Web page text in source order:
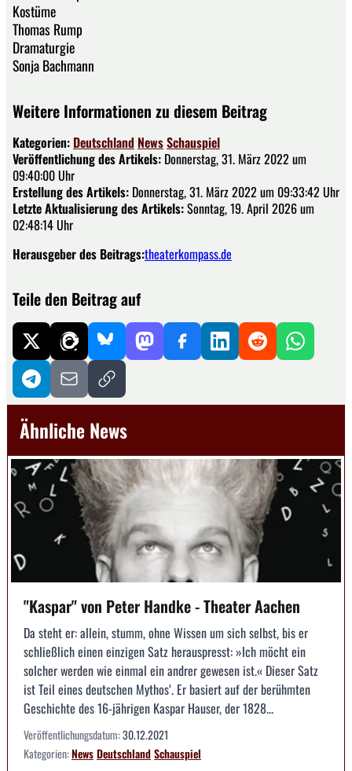
Kostüme
Thomas Rump
Dramaturgie
Sonja Bachmann
Weitere Informationen zu diesem Beitrag
Kategorien: Deutschland NewsSchauspiel
Veröffentlichung des Artikels: Donnerstag, 31. März 2022 um
09:40:00 Uhr
Erstellung des Artikels: Donnerstag, 31. März 2022 um 09:33:42 Uhr
Letzte Aktualisierung des Artikels:Sonntag, 19. April 2026 um
02:48:14 Uhr
Herausgeber des Beitrags:theaterkompass.de
Teile den Beitrag auf
Ähnliche News
"Kaspar" von Peter Handke - Theater Aachen
Da steht er: allein, stumm, ohne Wissen um sich selbst, bis er
schließlich einen einzigen Satz herauspresst: »Ich möcht ein
solcher werden wie einmal ein andrer gewesen ist.« Dieser Satz
ist Teil eines deutschen Mythos‘. Er basiert auf der berühmten
Geschichte des 16-jährigen Kaspar Hauser, der 1828...
Veröffentlichungsdatum:30.12.2021
Kategorien:NewsDeutschlandSchauspiel